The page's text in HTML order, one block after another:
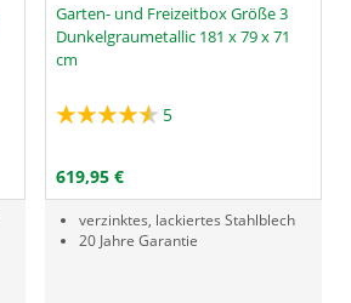
Garten- und Freizeitbox Größe 3
Dunkelgraumetallic 181 x 79 x 71
cm
5
619,95 €
verzinktes, lackiertes Stahlblech
20 Jahre Garantie